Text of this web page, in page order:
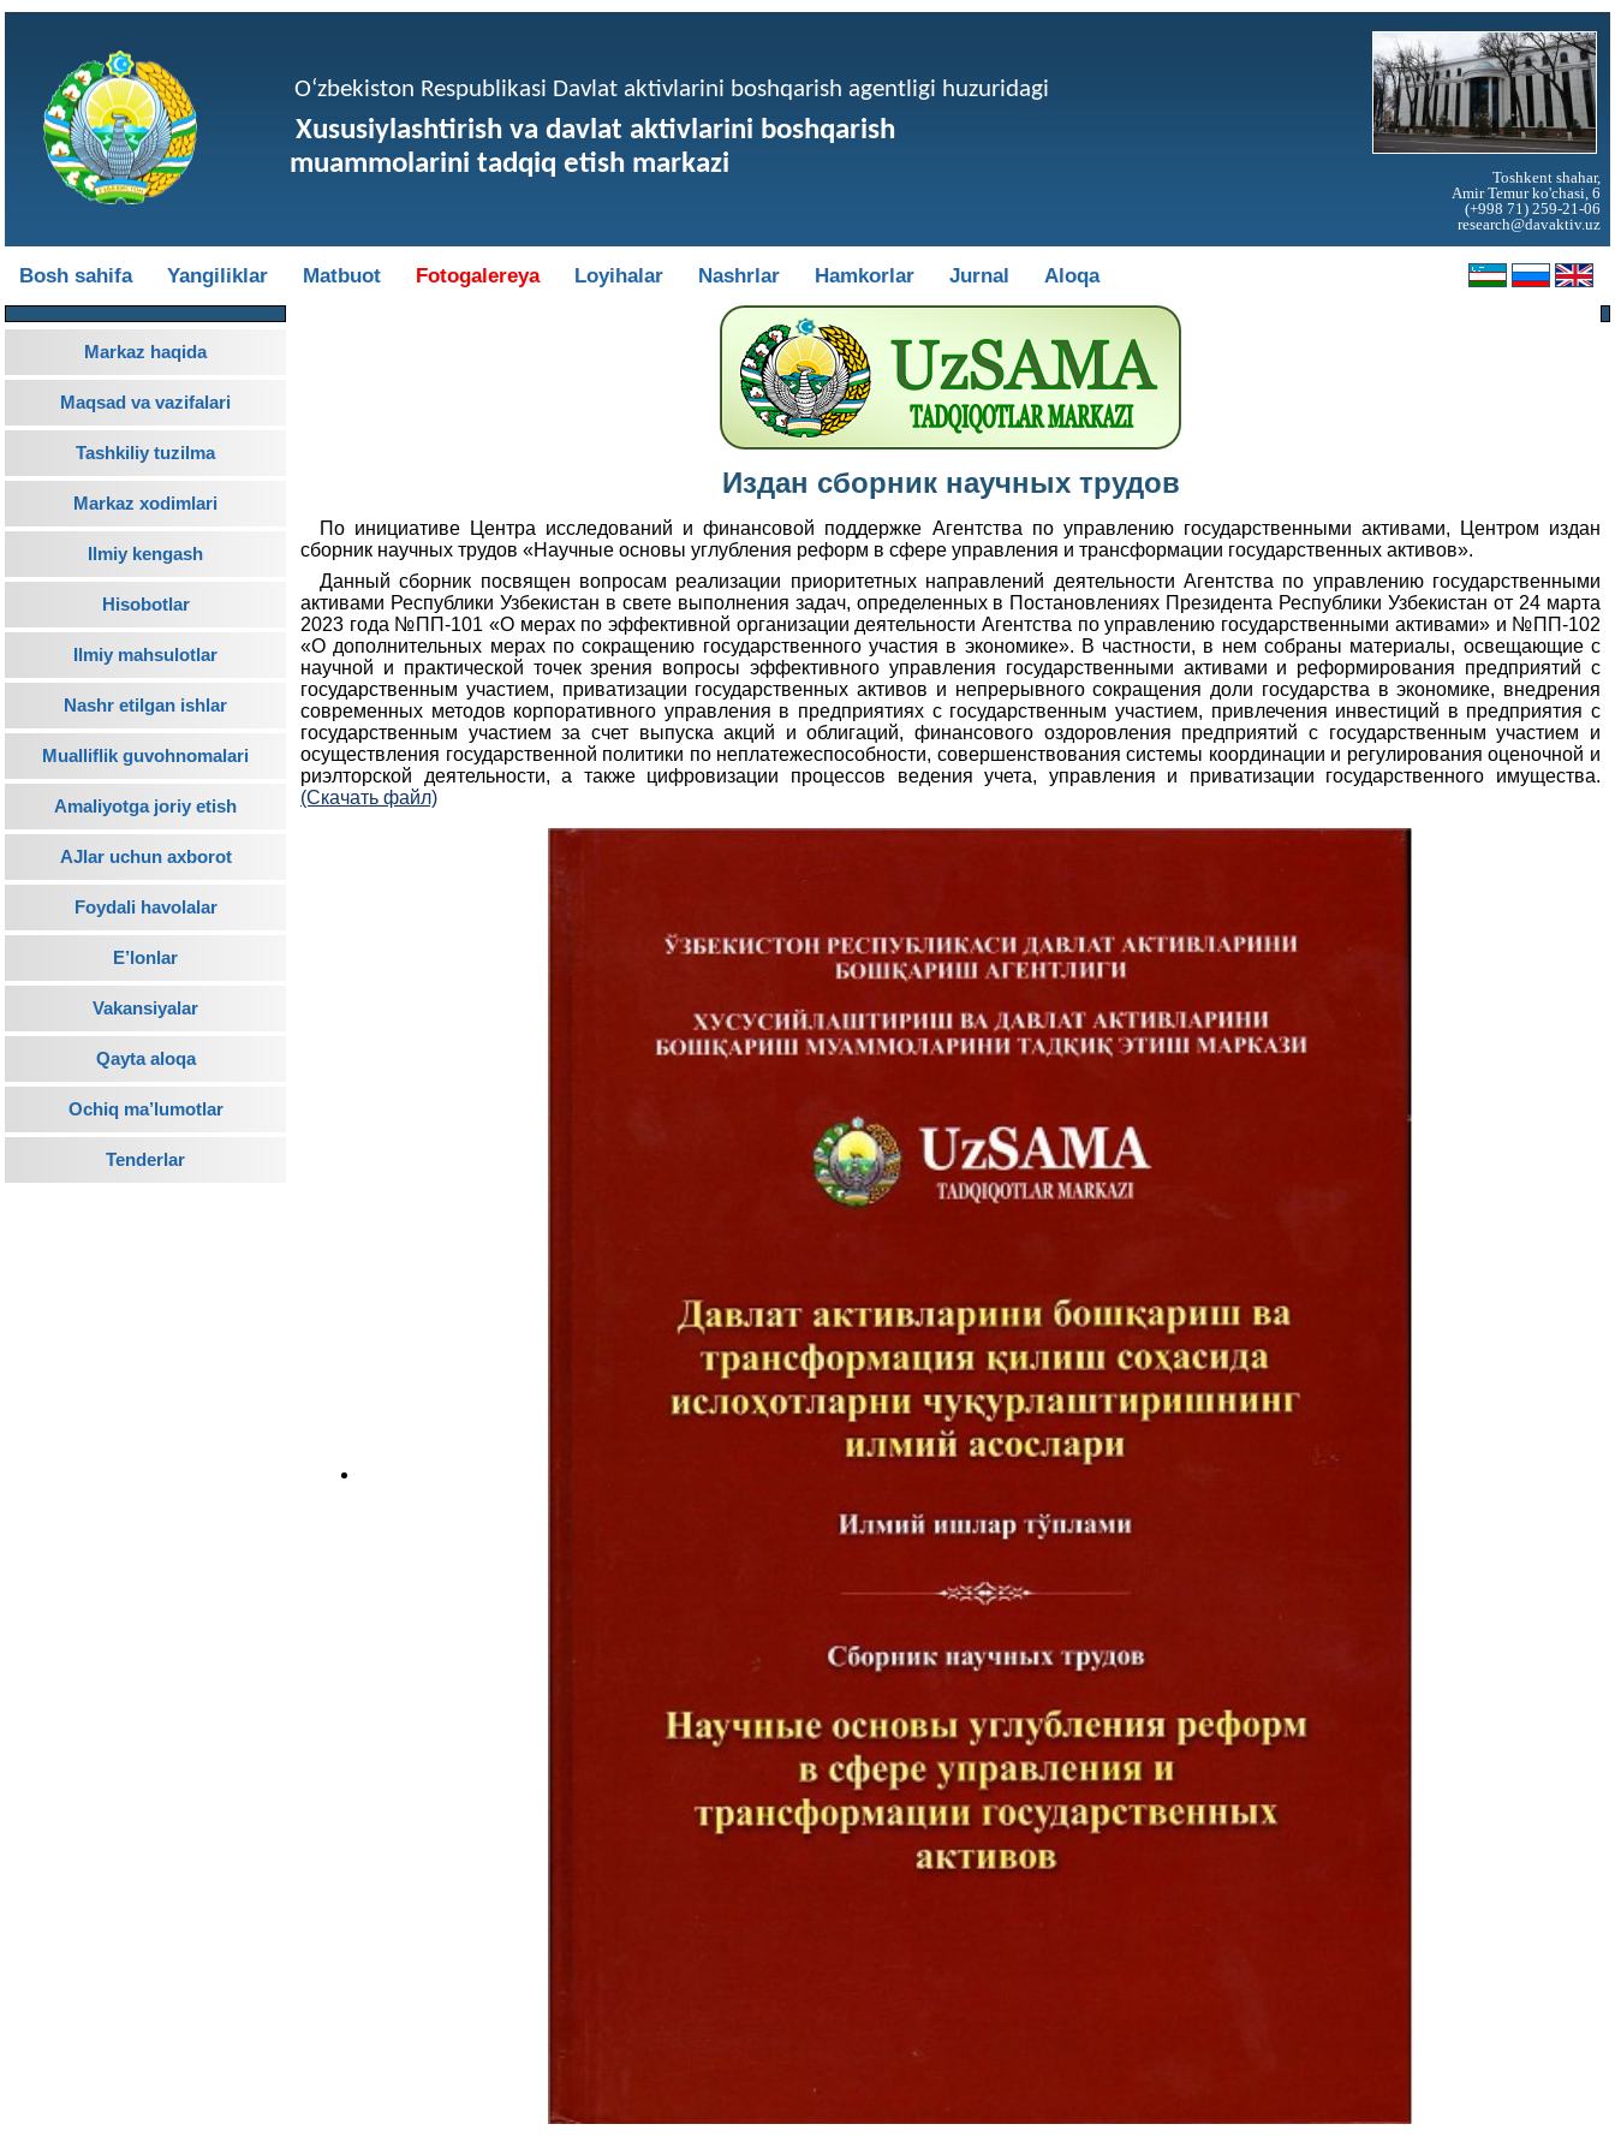
O‘zbekiston Respublikasi Davlat aktivlarini boshqarish agentligi huzuridagi
Xususiylashtirish va davlat aktivlarini boshqarish
muammolarini tadqiq etish markazi
Toshkent shahar,
Amir Temur ko'chasi, 6
(+998 71) 259-21-06
research@davaktiv.uz
Bosh sahifa Yangiliklar Matbuot Fotogalereya Loyihalar Nashrlar Hamkorlar Jurnal Aloqa
Markaz haqida
Maqsad va vazifalari
Tashkiliy tuzilma
Markaz xodimlari
Ilmiy kengash
Hisobotlar
Ilmiy mahsulotlar
Nashr etilgan ishlar
Mualliflik guvohnomalari
Amaliyotga joriy etish
AJlar uchun axborot
Foydali havolalar
E’lonlar
Vakansiyalar
Qayta aloqa
Ochiq ma’lumotlar
Tenderlar
Издан сборник научных трудов
По инициативе Центра исследований и финансовой поддержке Агентства по управлению государственными активами, Центром издан
сборник научных трудов «Научные основы углубления реформ в сфере управления и трансформации государственных активов».
Данный сборник посвящен вопросам реализации приоритетных направлений деятельности Агентства по управлению государственными
активами Республики Узбекистан в свете выполнения задач, определенных в Постановлениях Президента Республики Узбекистан от 24 марта
2023 года №ПП-101 «О мерах по эффективной организации деятельности Агентства по управлению государственными активами» и №ПП-102
«О дополнительных мерах по сокращению государственного участия в экономике». В частности, в нем собраны материалы, освещающие с
научной и практической точек зрения вопросы эффективного управления государственными активами и реформирования предприятий с
государственным участием, приватизации государственных активов и непрерывного сокращения доли государства в экономике, внедрения
современных методов корпоративного управления в предприятиях с государственным участием, привлечения инвестиций в предприятия с
государственным участием за счет выпуска акций и облигаций, финансового оздоровления предприятий с государственным участием и
осуществления государственной политики по неплатежеспособности, совершенствования системы координации и регулирования оценочной и
риэлторской деятельности, а также цифровизации процессов ведения учета, управления и приватизации государственного имущества.
(Скачать файл)